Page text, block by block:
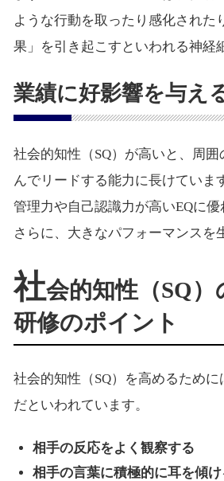
ような行動を取ったり感化された
果」を引き起こすといわれる神経
業績に好影響を与え
社会的知性（SQ）が高いと、周
んでリードする能力に長けていま
管理力や自己認識力が高いEQに
さらに、大きなパフォーマンスを
社会的知性（SQ）
研修のポイント
社会的知性（SQ）を高めるため
だといわれています。
相手の反応をよく観察する
相手の言葉に積極的に耳を傾け